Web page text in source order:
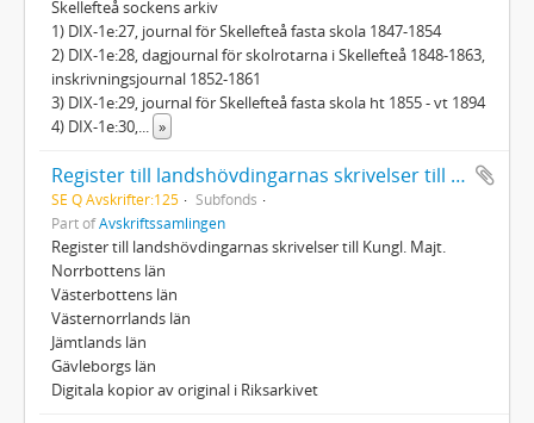
Skellefteå sockens arkiv
1) DIX-1e:27, journal för Skellefteå fasta skola 1847-1854
2) DIX-1e:28, dagjournal för skolrotarna i Skellefteå 1848-1863,
inskrivningsjournal 1852-1861
3) DIX-1e:29, journal för Skellefteå fasta skola ht 1855 - vt 1894
4) DIX-1e:30,
»
Register till landshövdingarnas skrivelser till Kungl. Majt.
SE Q Avskrifter:125
Subfonds
Part ofAvskriftssamlingen
Register till landshövdingarnas skrivelser till Kungl. Majt.
Norrbottens län
Västerbottens län
Västernorrlands län
Jämtlands län
Gävleborgs län
Digitala kopior av original i Riksarkivet